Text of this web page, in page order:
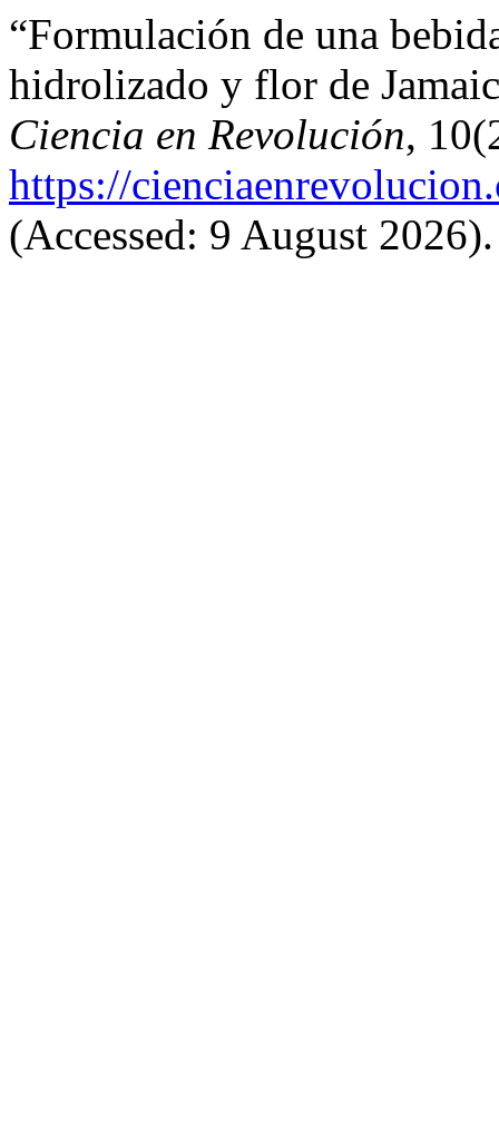
“Formulación de una
hidrolizado y flor de
Ciencia en Revolución,
https://
(Accessed: 9 August 2026).